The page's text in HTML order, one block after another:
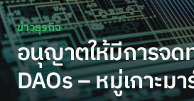
ข่าวธุรกิจ
อนุญาตให้มีการจด
DAOs – หมู่เกาะม